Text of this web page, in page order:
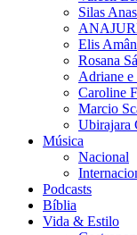
Silas
Elis
Rosana Sá
Adriane
Caroline
Marcio
Ubirajara
Música
Nacional
Podcasts
Bíblia
Vida & Estilo